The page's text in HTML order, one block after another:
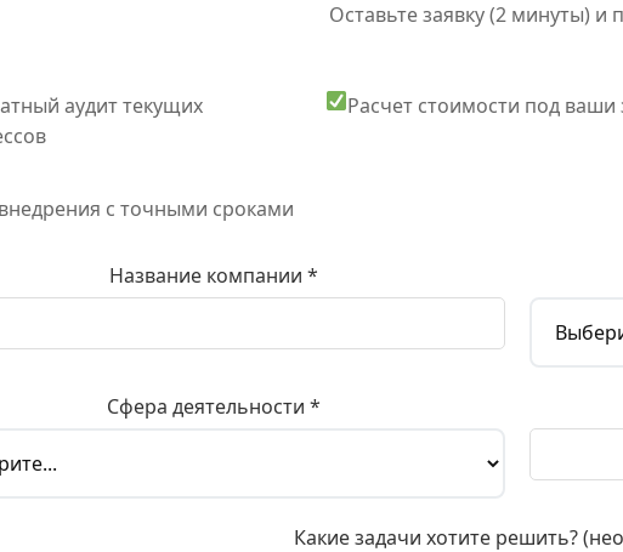
Оставьте заявку (2 минуты) и
аудит текущих
Расчет стоимости под ваши
с точными сроками
Название компании *
Сфера деятельности *
Какие задачи хотите решить?